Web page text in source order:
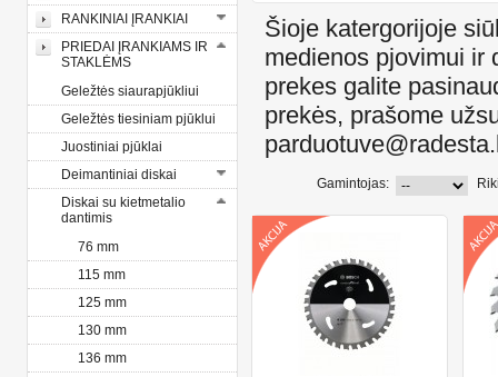
RANKINIAI ĮRANKIAI
PRIEDAI ĮRANKIAMS IR
STAKLĖMS
Geležtės siaurapjūkliui
Geležtės tiesiniam pjūklui
Juostiniai pjūklai
Deimantiniai diskai
Diskai su kietmetalio
dantimis
76 mm
115 mm
125 mm
130 mm
136 mm
Šioje katergorijoje
medienos pjovimui ir
prekes galite
prekės, prašome
Gamintojas: